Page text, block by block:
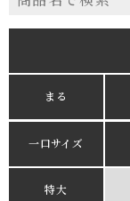
まる
一口サイズ
特大